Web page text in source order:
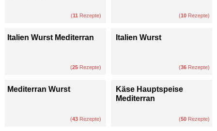
(11 Rezepte) (10 Rezepte)
Italien Wurst Mediterran
(25 Rezepte)
Italien Wurst
(36 Rezepte)
Mediterran Wurst
(43 Rezepte)
Käse Hauptspeise
Mediterran
(50 Rezepte)